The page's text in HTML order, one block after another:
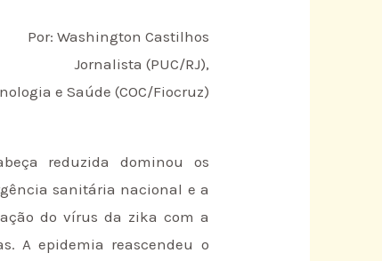
Por: Washington Castilhos
Jornalista (PUC/RJ),
e Saúde (COC/Fiocruz)
reduzida dominou os
sanitária nacional e a
do vírus da zika com a
A epidemia reascendeu o